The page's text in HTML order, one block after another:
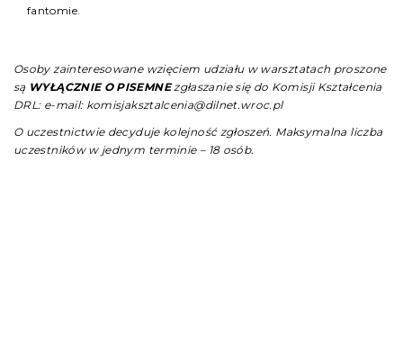
fantomie.
Osoby zainteresowane wzięciem udziału w warsztatach proszone
są WYŁĄCZNIE O PISEMNEzgłaszanie się do Komisji Kształcenia
DRL: e-mail: komisjaksztalcenia@dilnet.wroc.pl
O uczestnictwie decyduje kolejność zgłoszeń. Maksymalna liczba
uczestników w jednym terminie – 18 osób.